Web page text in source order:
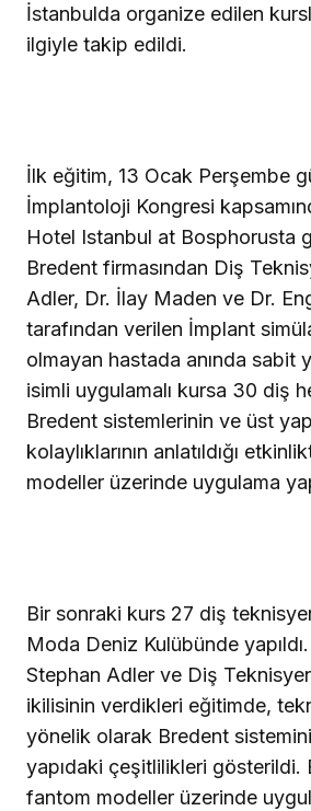
İstanbulda organize edilen
ilgiyle takip edildi.
İlk eğitim, 13 Ocak Perşembe
İmplantoloji Kongresi
Hotel Istanbul at Bosphorusta
Bredent firmasından Diş
Adler, Dr. İlay Maden ve Dr.
tarafından verilen İmplant
olmayan hastada anında sabit
isimli uygulamalı kursa 30 diş
Bredent sistemlerinin ve üst
kolaylıklarının anlatıldığı
modeller üzerinde uygulama
Bir sonraki kurs 27 diş
Moda Deniz Kulübünde
Stephan Adler ve Diş
ikilisinin verdikleri eğitimde,
yönelik olarak Bredent
yapıdaki çeşitlilikleri gösterildi.
fantom modeller üzerinde